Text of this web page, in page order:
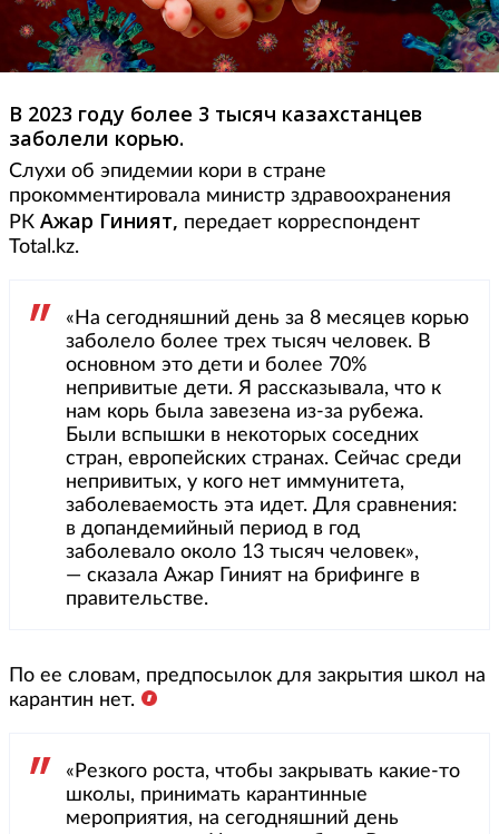
В 2023 году более 3 тысяч казахстанцев
заболели корью.
Слухи об эпидемии кори в стране
прокомментировала министр здравоохранения
РК Ажар Гиният, передает корреспондент
Total.kz.
«На сегодняшний день за 8 месяцев корью
заболело более трех тысяч человек. В
основном это дети и более 70%
непривитые дети. Я рассказывала, что к
нам корь была завезена из-за рубежа.
Были вспышки в некоторых соседних
стран, европейских странах. Сейчас среди
непривитых, у кого нет иммунитета,
заболеваемость эта идет. Для сравнения:
в допандемийный период в год
заболевало около 13 тысяч человек»,
— сказала Ажар Гиният на брифинге в
правительстве.
По ее словам, предпосылок для закрытия школ на
карантин нет.
«Резкого роста, чтобы закрывать какие-то
школы, принимать карантинные
мероприятия, на сегодняшний день